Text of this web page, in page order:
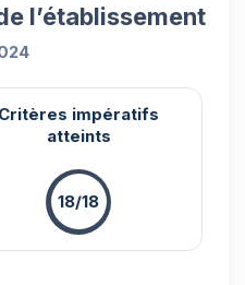
l’établissement
Critères impératifs
atteints
18/18